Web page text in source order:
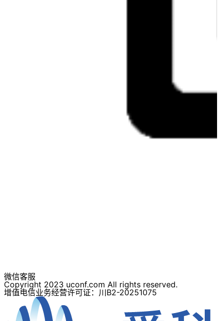
微信客服
Copyright 2023 uconf.com All rights reserved.
增值电信业务经营许可证：川B2-20251075